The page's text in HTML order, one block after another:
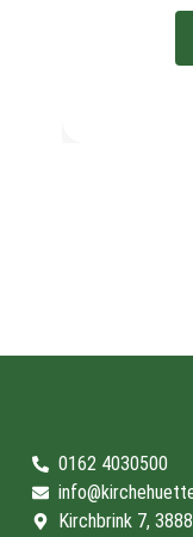
0162 4030500
Kirchbrink 7,